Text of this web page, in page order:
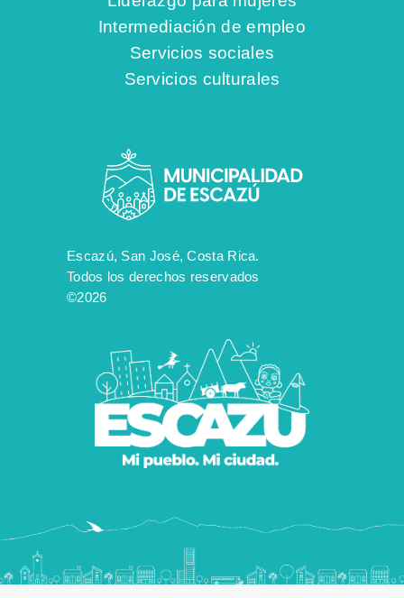
Intermediación de empleo
Servicios sociales
Servicios culturales
Escazú, San José, Costa Rica.
Todos los derechos reservados
©2026